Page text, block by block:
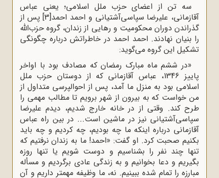
سه تن از اعضای حزب ملل اسلامی؛ یعنی عباس
آقازمانی، علیرضا سپاسی‌آشتیانی و احمد احمد[3] پس از
گذراندن دوران محکومیت و رهایی از زندان، گروه حزب‌الله
را بنیان نهادند. احمد احمد در خاطراتش درباره چگونگی
تشکیل این گروه می‌گوید:
«در ششم ماه مبارک رمضان که مصادف بود با اواخر
پاییز 1346، عباس آقازمانی که از دوستان حزب ملل
اسلامی ‌بود به منزل ما آمد، پس از احوالپرسی متداول از
من خواست که به بیرون از شهر برویم تا مطالب مهمی ‌را
طرح کند. وقتی از در خانه خارج شدیم، دیدم علیرضا
سپاسی‌آشتیانی نیز در ماشین است... در بین راه عباس
آقا‌زمانی درباره اینکه ما چه بودیم، چه کردیم و چه باید
بکنیم صحبت کرد. او گفت: «احمد! ما به زندان نرفتیم که
تنها چند نفر را بشناسیم و دوست شویم یا تنها روزه
بگیریم و دعا بخوانیم و به زندگی عادی برگردیم و مسأله
مبارزه را تمام شده ببینیم. نه، ما وظیفه مهمتر داریم و آن